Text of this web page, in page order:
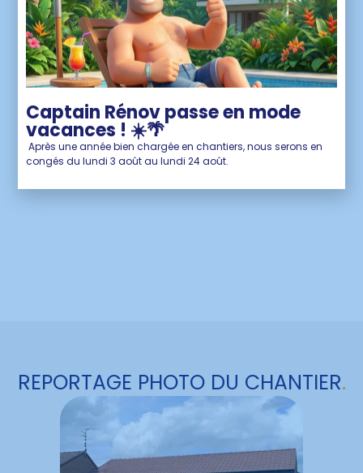
REPORTAGE PHOTO DU CHANTIER.
Captain Rénov passe en mode
vacances ! ☀️🌴
Après une année bien chargée en chantiers, nous serons en
congés du lundi 3 août au lundi 24 août.